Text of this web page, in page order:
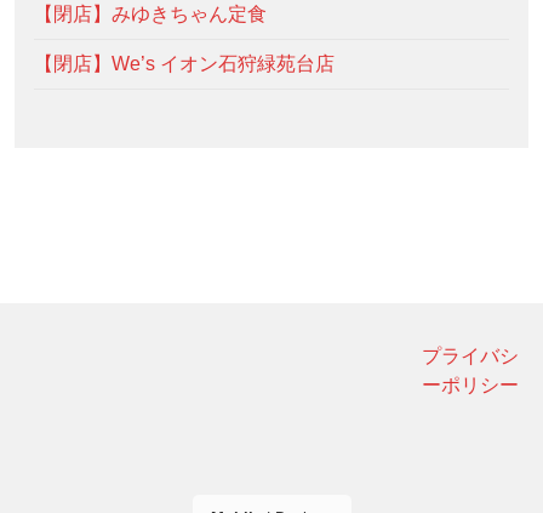
【閉店】みゆきちゃん定食
【閉店】We’s イオン石狩緑苑台店
プライバシ
ーポリシー